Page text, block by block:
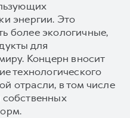
энергии. Это
более экологичные,
для
Концерн вносит
технологического
отрасли, в том числе